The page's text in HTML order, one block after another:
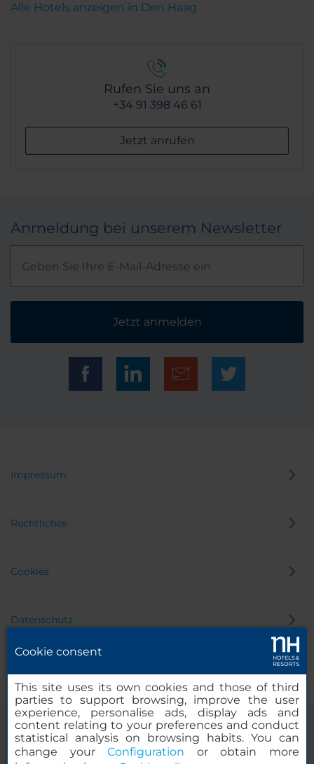
Alle Hotels anzeigen in Den Haag
Rufen Sie uns an
+34 91 398 46 61
Jetzt anrufen
Anmeldung bei unserem Newsletter
Jetzt anmelden
Impressum
Rechtliches
Cookies
Datenschutz
Cookie consent
This site uses its own cookies and those of third
parties to support browsing, improve the user
experience, personalise ads, display ads and
content relating to your preferences and conduct
statistical analysis on browsing habits. You can
change yourConfiguration or obtain more